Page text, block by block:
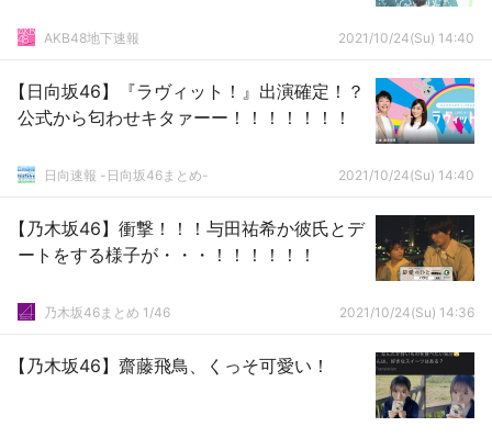
AKB48地下速報 2021/10/24(Su) 14:40
【日向坂46】『ラヴィット！』出演確定！？
公式から匂わせキタァーー！！！！！！！
日向速報 -日向坂46まとめ- 2021/10/24(Su) 14:40
【乃木坂46】衝撃！！！与田祐希か彼氏とデ
ートをする様子が・・・！！！！！！
乃木坂46まとめ 1/46 2021/10/24(Su) 14:36
【乃木坂46】齋藤飛鳥、くっそ可愛い！